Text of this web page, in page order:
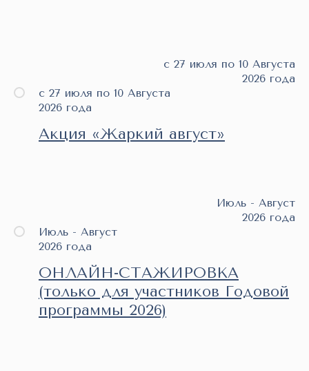
с 27 июля по 10 Августа
2026 года
с 27 июля по 10 Августа
2026 года
Акция «Жаркий август»
Июль - Август
2026 года
Июль - Август
2026 года
ОНЛАЙН-СТАЖИРОВКА
(только для участников Годовой
программы 2026)